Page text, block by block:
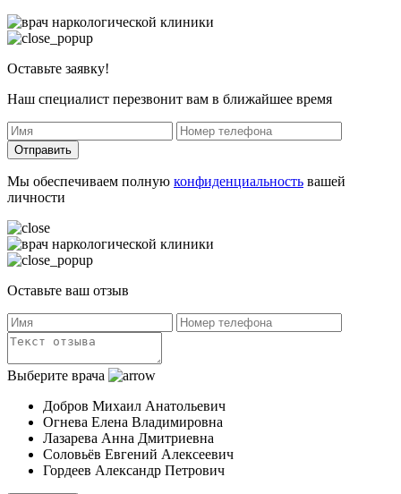
Оставьте заявку!
Наш специалист перезвонит вам в ближайшее время
Отправить
Мы обеспечиваем полную конфиденциальность вашей
личности
Оставьте ваш отзыв
Выберите врача
Добров Михаил Анатольевич
Огнева Елена Владимировна
Лазарева Анна Дмитриевна
Соловьёв Евгений Алексеевич
Гордеев Александр Петрович